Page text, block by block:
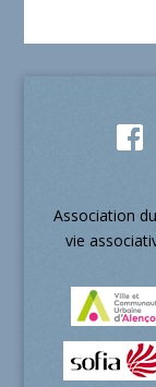
Association
vie